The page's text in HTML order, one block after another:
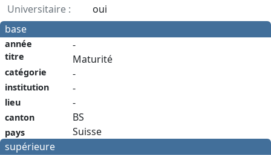
Universitaire :
oui
base
année
titre
catégorie
institution
lieu
canton
pays
-
Maturité
-
-
-
BS
Suisse
supérieure